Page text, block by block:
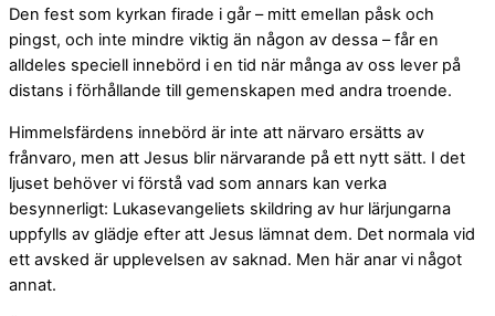
Den fest som kyrkan firade i går – mitt emellan påsk och
pingst, och inte mindre viktig än någon av dessa – får en
alldeles speciell innebörd i en tid när många av oss lever på
distans i förhållande till gemenskapen med andra troende.
Himmelsfärdens innebörd är inte att närvaro ersätts av
frånvaro, men att Jesus blir närvarande på ett nytt sätt. I det
ljuset behöver vi förstå vad som annars kan verka
besynnerligt: Lukasevangeliets skildring av hur lärjungarna
uppfylls av glädje efter att Jesus lämnat dem. Det normala vid
ett avsked är upplevelsen av saknad. Men här anar vi något
annat.